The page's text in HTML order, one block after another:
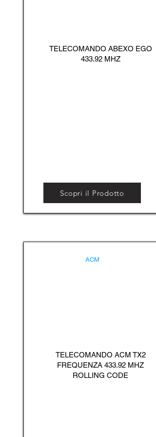
TELECOMANDO ABEXO EGO
433.92 MHZ
Scopri il Prodotto
ACM
TELECOMANDO ACM TX2
FREQUENZA 433.92 MHZ
ROLLING CODE